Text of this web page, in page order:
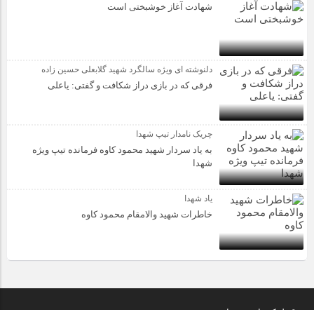
شهادت آغاز خوشبختی است
دلنوشته ای ویژه سالگرد شهید گلابعلی حسین زاده
فرقی که در بازی دراز شکافت و گفتی: یاعلی
چریک نامدار تیپ شهدا
به یاد سردار شهید محمود کاوه فرمانده تیپ ویژه
شهدا
یاد شهدا
خاطرات شهید والامقام محمود کاوه‌